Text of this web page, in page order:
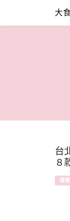
content
大
台
８
捷